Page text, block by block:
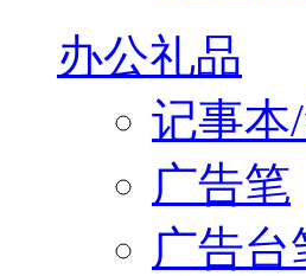
办公礼品
记事本
广告笔
广告台